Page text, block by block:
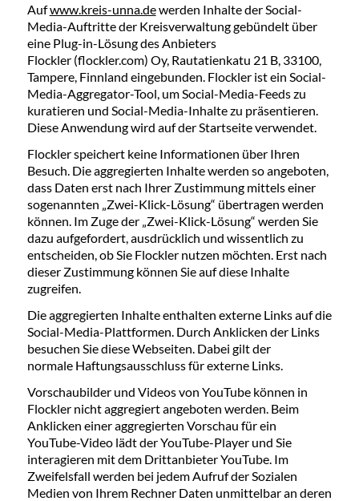
Aufwww.kreis-unna.dewerden Inhalte der Social-
Media-Auftritte der Kreisverwaltung gebündelt über
eine Plug-in-Lösung des Anbieters
Flockler (flockler.com) Oy, Rautatienkatu 21 B, 33100,
Tampere, Finnland eingebunden. Flockler ist ein Social-
Media-Aggregator-Tool, um Social-Media-Feeds zu
kuratieren und Social-Media-Inhalte zu präsentieren.
Diese Anwendung wird auf der Startseite verwendet.
Flockler speichert keine Informationen über Ihren
Besuch. Die aggregierten Inhalte werden so angeboten,
dass Daten erst nach Ihrer Zustimmung mittels einer
sogenannten „Zwei-Klick-Lösung“ übertragen werden
können. Im Zuge der „Zwei-Klick-Lösung“ werden Sie
dazu aufgefordert, ausdrücklich und wissentlich zu
entscheiden, ob Sie Flockler nutzen möchten. Erst nach
dieser Zustimmung können Sie auf diese Inhalte
zugreifen.
Die aggregierten Inhalte enthalten externe Links auf die
Social-Media-Plattformen. Durch Anklicken der Links
besuchen Sie diese Webseiten. Dabei gilt der
normale Haftungsausschluss für externe Links.
Vorschaubilder und Videos von YouTube können in
Flockler nicht aggregiert angeboten werden. Beim
Anklicken einer aggregierten Vorschau für ein
YouTube-Video lädt der YouTube-Player und Sie
interagieren mit dem Drittanbieter YouTube. Im
Zweifelsfall werden bei jedem Aufruf der Sozialen
Medien von Ihrem Rechner Daten unmittelbar an deren